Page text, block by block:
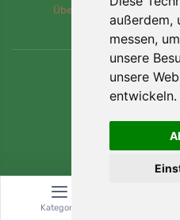
außerdem,
messen,
unsere
unsere
entwickeln.
Über uns
Kategorie